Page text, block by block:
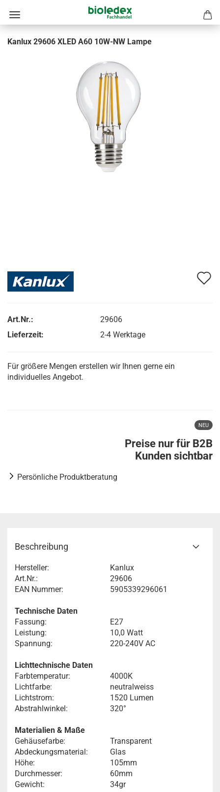
Kanlux 29606 XLED A60 10W-NW Lampe
Art.Nr.:
29606
Lieferzeit:
2-4 Werktage
Für größere Mengen erstellen wir Ihnen gerne ein
individuelles Angebot.
NEU
Preise nur für B2B
Kunden sichtbar
Persönliche Produktberatung
Beschreibung
Hersteller:
Kanlux
Art.Nr.:
29606
EAN Nummer:
5905339296061
Technische Daten
Fassung:
E27
Leistung:
10,0 Watt
Spannung:
220-240V AC
Lichttechnische Daten
Farbtemperatur:
4000K
Lichtfarbe:
neutralweiss
Lichtstrom:
1520 Lumen
Abstrahlwinkel:
320°
Materialien & Maße
Gehäusefarbe:
Transparent
Abdeckungsmaterial:
Glas
Höhe:
105mm
Durchmesser:
60mm
Gewicht:
34gr